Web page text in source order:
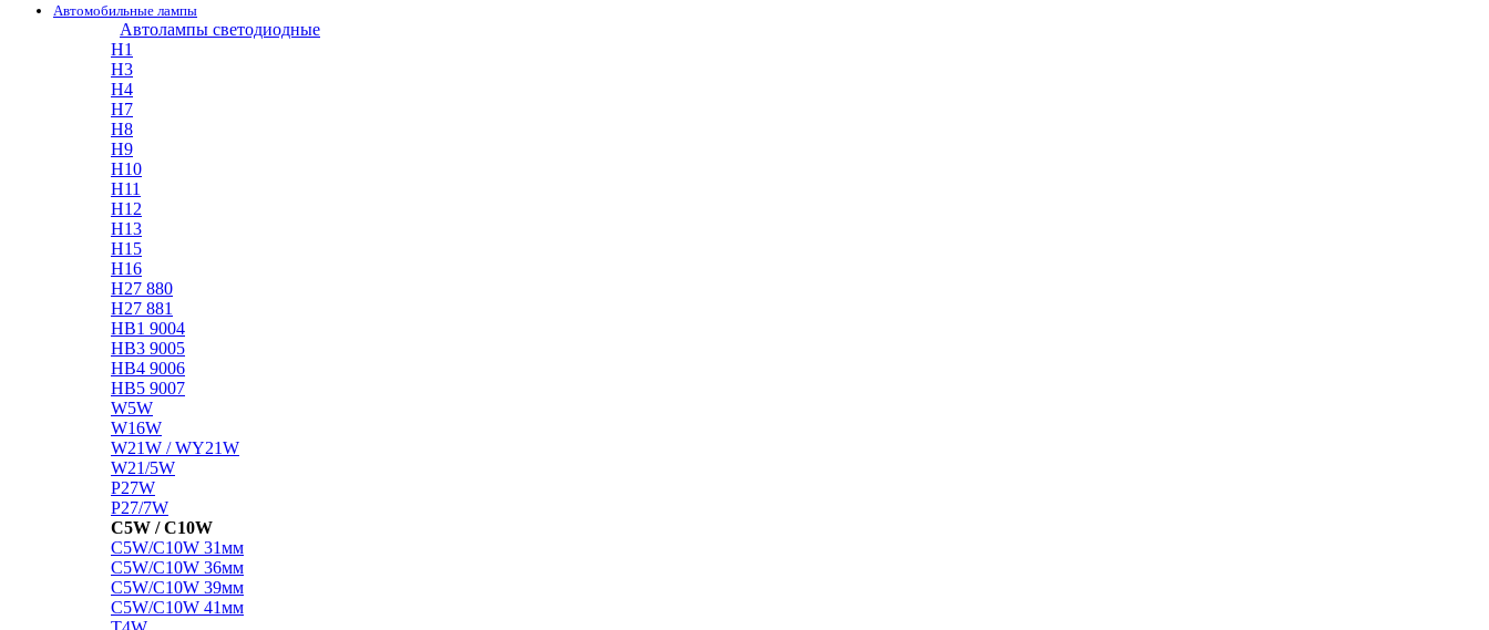
Автомобильные лампы
Автолампы светодиодные
H1
H3
H4
H7
H8
H9
H10
H11
H12
H13
H15
H16
H27 880
H27 881
HB1 9004
HB3 9005
HB4 9006
HB5 9007
W5W
W16W
W21W / WY21W
W21/5W
P27W
P27/7W
C5W / C10W
C5W/C10W 31мм
C5W/C10W 36мм
C5W/C10W 39мм
C5W/C10W 41мм